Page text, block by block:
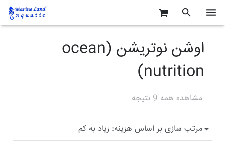
آبزیان آب شور
آبزیان آب شیرین
لوازم و تجهیزات
مقالات آموزشی
اوشن نوتریشن (ocean
nutrition)
مشاهده همه 9 نتیجه